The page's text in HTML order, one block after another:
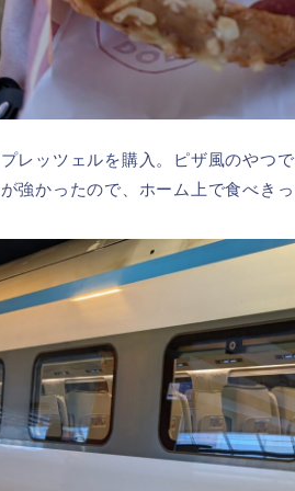
レッツェルを購入。ピザ風のやつ
強かったので、ホーム上で食べき